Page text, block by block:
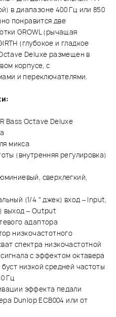
в диапазоне 400 Гц или 850
понравится две
GROWL (рычащая
(глубокое и гладкое
Deluxe размещен в
корпусе, с
и переключателями.
Bass Octave Deluxe
микса
(внутренняя регулировка)
сверхлегкий,
(1/4 " джек) вход – Input,
выход – Output
адаптора
низкочастотного
спектра низкочастотной
с эффектом октавера
низкой средней частоты
Гц
эффекта педали
Dunlop ECB004 или от